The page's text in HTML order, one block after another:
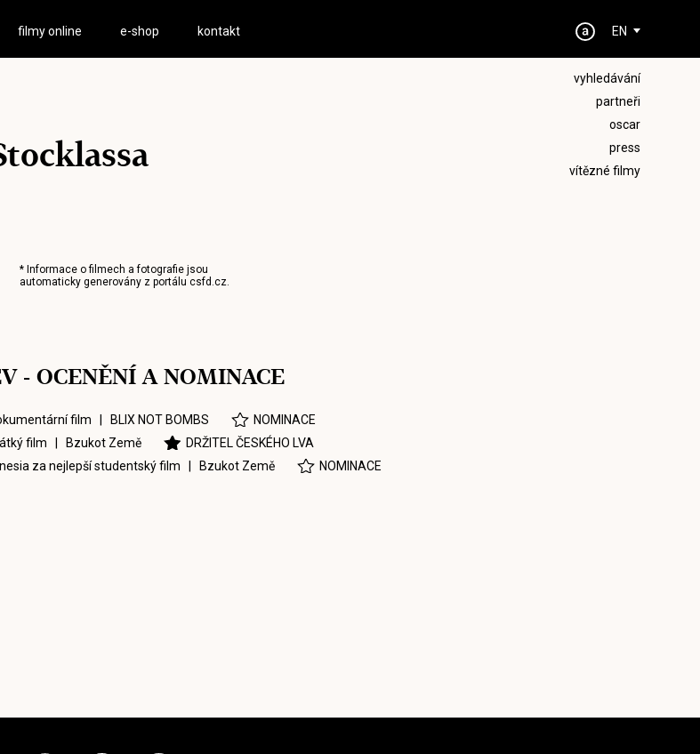
filmy online e-shop kontakt EN
vyhledávání
partneři
oscar
press
vítězné filmy
* Informace o filmech a fotografie jsou
automaticky generovány z portálu csfd.cz.
- OCENĚNÍ A NOMINACE
film | BLIX NOT BOMBS
NOMINACE
film |
Bzukot Země
DRŽITEL ČESKÉHO LVA
za nejlepší studentský film |
Bzukot Země NOMINACE